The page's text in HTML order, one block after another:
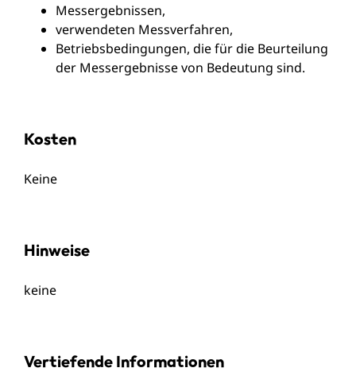
Messergebnissen,
verwendeten Messverfahren,
Betriebsbedingungen, die für die Beurteilung
der Messergebnisse von Bedeutung sind.
Kosten
Keine
Hinweise
keine
Vertiefende Informationen